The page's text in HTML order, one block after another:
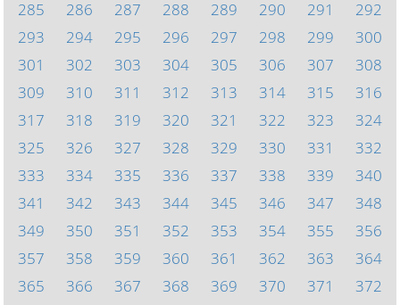
285
286 287 288 289 290 291
292
293
294 295 296 297 298 299
300
301
302 303 304 305 306 307
308
309
310 311 312 313 314 315
316
317
318 319 320 321 322 323
324
325
326 327 328 329 330 331
332
333
334 335 336 337 338 339
340
341
342 343 344 345 346 347
348
349
350 351 352 353 354 355
356
357
358 359 360 361 362 363
364
365
366 367 368 369 370 371
372